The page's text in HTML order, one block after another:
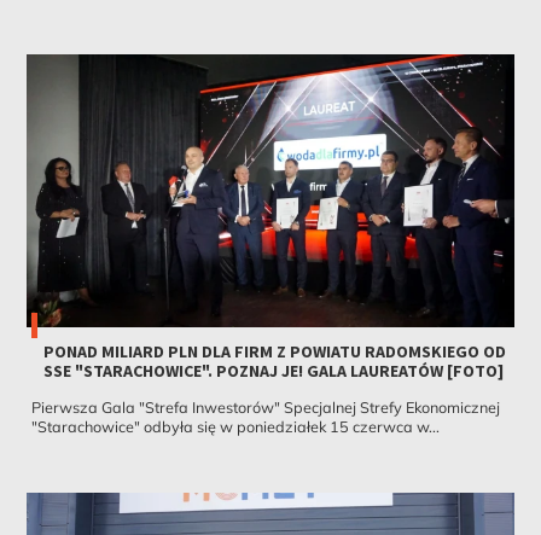
PONAD MILIARD PLN DLA FIRM Z POWIATU RADOMSKIEGO OD
SSE "STARACHOWICE". POZNAJ JE! GALA LAUREATÓW [FOTO]
Pierwsza Gala "Strefa Inwestorów" Specjalnej Strefy Ekonomicznej
"Starachowice" odbyła się w poniedziałek 15 czerwca w...